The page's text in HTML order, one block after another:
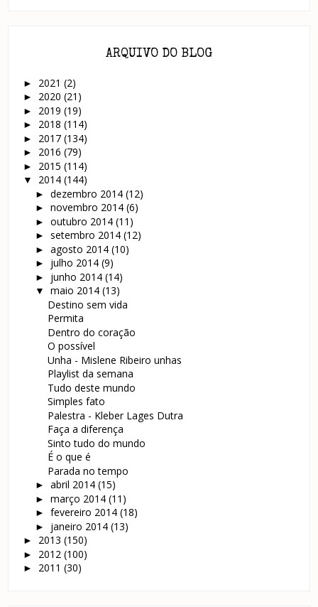
ARQUIVO DO BLOG
► 2021(2)
► 2020(21)
► 2019(19)
► 2018(114)
► 2017(134)
► 2016(79)
► 2015(114)
▼ 2014(144)
► dezembro 2014 (12)
► novembro 2014 (6)
► outubro 2014 (11)
► setembro 2014 (12)
► agosto 2014 (10)
► julho 2014 (9)
► junho 2014 (14)
▼ maio 2014 (13)
Destino sem vida
Permita
Dentro do coração
O possível
Unha - Mislene Ribeiro unhas
Playlist da semana
Tudo deste mundo
Simples fato
Palestra - Kleber Lages Dutra
Faça a diferença
Sinto tudo do mundo
É o que é
Parada no tempo
► abril 2014 (15)
► março 2014 (11)
► fevereiro 2014 (18)
► janeiro 2014 (13)
► 2013(150)
► 2012(100)
► 2011(30)